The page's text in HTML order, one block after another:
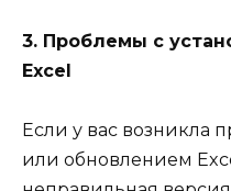
3. Проблемы с
Excel
Если у вас возникла
или обновлением